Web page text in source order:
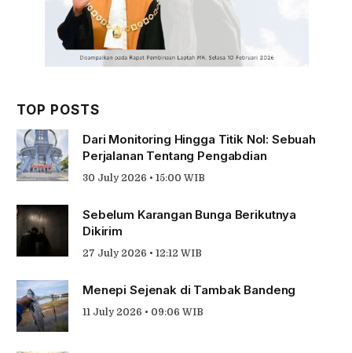
TOP POSTS
Dari Monitoring Hingga Titik Nol: Sebuah
Perjalanan Tentang Pengabdian
30 July 2026 • 15:00 WIB
Sebelum Karangan Bunga Berikutnya
Dikirim
27 July 2026 • 12:12 WIB
Menepi Sejenak di Tambak Bandeng
11 July 2026 • 09:06 WIB